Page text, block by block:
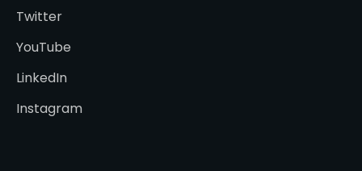
Twitter
YouTube
LinkedIn
Instagram